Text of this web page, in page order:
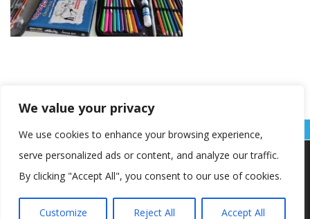
We value your privacy
We use cookies to enhance your browsing experience,
serve personalized ads or content, and analyze our traffic.
By clicking "Accept All", you consent to our use of cookies.
Customize Reject All Accept All
Koristimo kolačiće kako bismo vam pružili najbolje iskustvo na
našoj web stranici.
Informacije o kolačićima koje koristimo ili opcije za